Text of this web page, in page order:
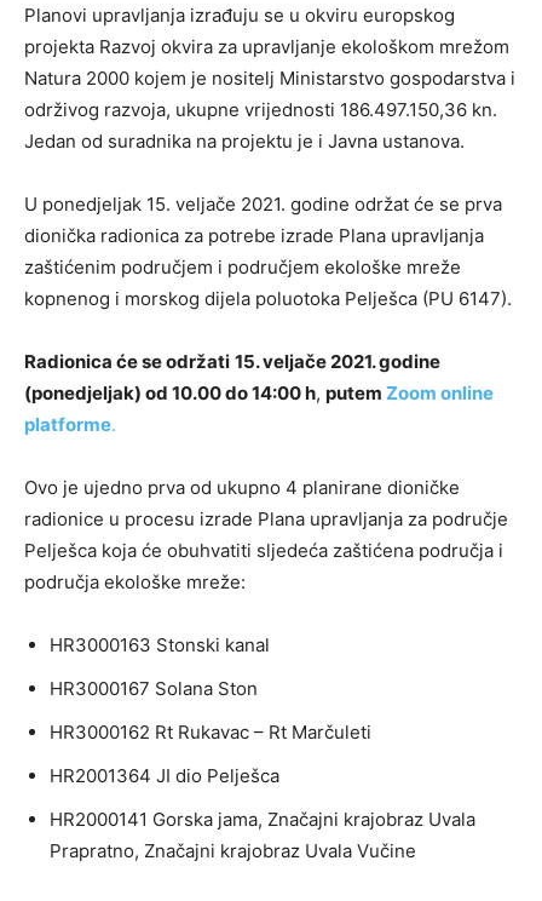
Planovi upravljanja izrađuju se u okviru europskog
projekta Razvoj okvira za upravljanje ekološkom mrežom
Natura 2000 kojem je nositelj Ministarstvo gospodarstva i
održivog razvoja, ukupne vrijednosti 186.497.150,36 kn.
Jedan od suradnika na projektu je i Javna ustanova.
U ponedjeljak 15. veljače 2021. godine održat će se prva
dionička radionica za potrebe izrade Plana upravljanja
zaštićenim područjem i područjem ekološke mreže
kopnenog i morskog dijela poluotoka Pelješca (PU 6147).
Radionica će se održati 15. veljače 2021. godine
(ponedjeljak) od 10.00 do 14:00 h, putem Zoom online
platforme.
Ovo je ujedno prva od ukupno 4 planirane dioničke
radionice u procesu izrade Plana upravljanja za područje
Pelješca koja će obuhvatiti sljedeća zaštićena područja i
područja ekološke mreže:
HR3000163 Stonski kanal
HR3000167 Solana Ston
HR3000162 Rt Rukavac – Rt Marčuleti
HR2001364 JI dio Pelješca
HR2000141 Gorska jama, Značajni krajobraz Uvala
Prapratno, Značajni krajobraz Uvala Vučine